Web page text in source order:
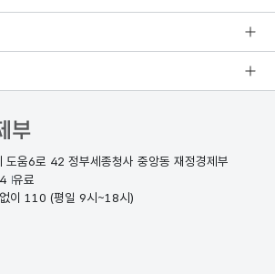
움6로 42 정부세종청사 중앙동 재정경제부
유료
이 110 (평일 9시~18시)